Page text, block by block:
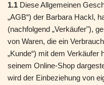
1.1 Diese Allgemeinen
„AGB“) der Barbara Hackl,
(nachfolgend „Verkäufer"),
von Waren, die ein
„Kunde“) mit dem
seinem Online-Shop
wird der Einbeziehung von